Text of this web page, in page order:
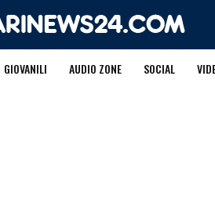
GIOVANILI AUDIO ZONE SOCIAL